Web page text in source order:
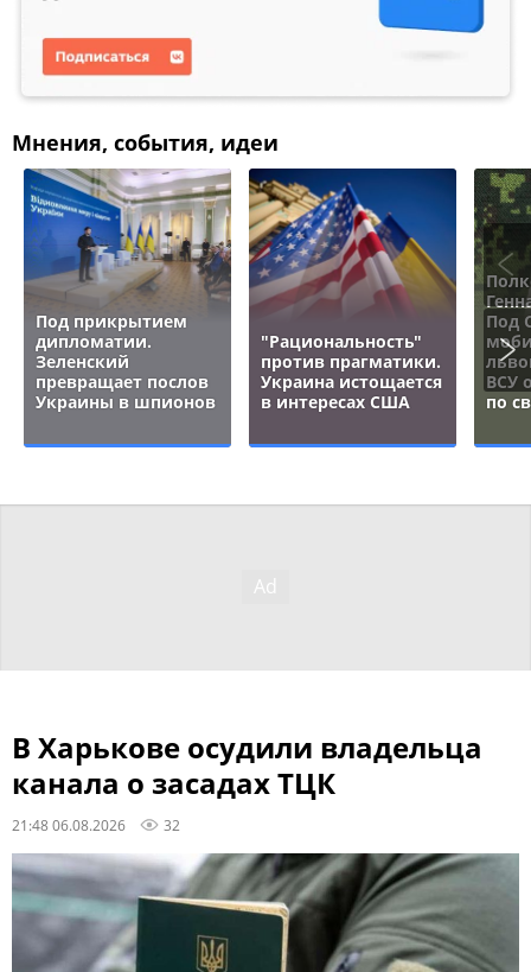
Мнения, события, идеи
Под прикрытием
дипломатии.
Зеленский
превращает послов
Украины в шпионов
"Рациональность"
против прагматики.
Украина истощается
в интересах США
Под
ВСУ
по
В Харькове осудили владельца
канала о засадах ТЦК
21:48 06.08.2026 32